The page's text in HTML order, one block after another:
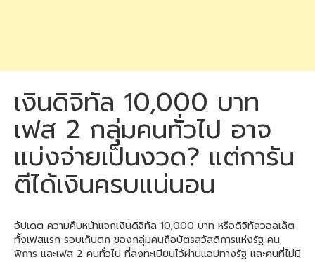
เงินดิจิทัล 10,000 บาท
เฟส 2 กลุ่มคนทั่วไป อาจ
แบ่งจ่ายเป็นงวด? แต่การัน
ตีได้เงินครบแน่นอน
อัปเดต ความคืบหน้าแจกเงินดิจิทัล 10,000 บาท หรือดิจิทัลวอลเล็ต
ทั้งเฟสแรก รอบเก็บตก ของกลุ่มคนถือบัตรสวัสดิการแห่งรัฐ คน
พิการ และเฟส 2 คนทั่วไป ที่ลงทะเบียนไว้ผ่านแอปทางรัฐ และคนที่ไม่มี